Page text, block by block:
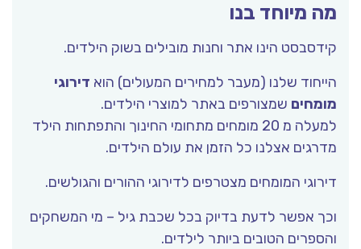
מה מיוחד בנו
קידסבסט הינו אתר וחנות מובילים בשוק הילדים.
הייחוד שלנו (מעבר למחירים המעולים) הוא דירוגי
מומחים שמצורפים באתר למוצרי הילדים.
למעלה מ 20 מומחים מתחומי החינוך והתפתחות הילד
מדרגים אצלנו כל הזמן את עולם הילדים.
דירוגי המומחים מצטרפים לדירוגי ההורים והגולשים.
וכך אפשר לדעת בדיוק בכל שכבת גיל – מי המשחקים
והספרים הטובים ביותר לילדים.